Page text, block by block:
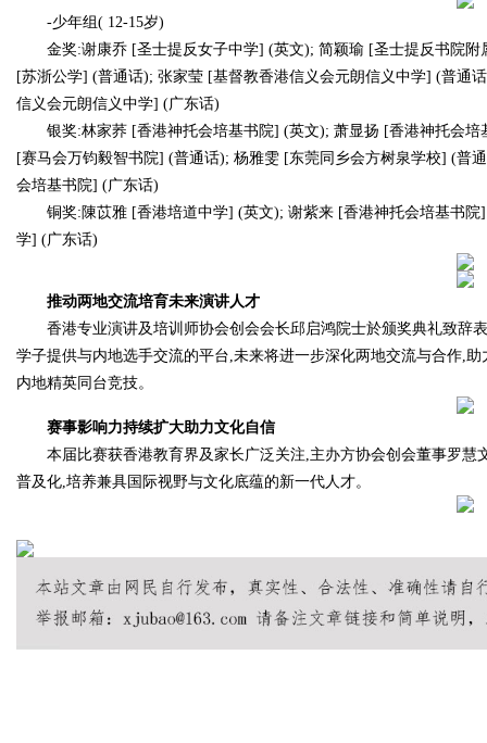
-少年组( 12-15岁)
金奖:谢康乔 [圣士提反女子中学] (英文); 简颖瑜 [圣士提反书院
[苏浙公学] (普通话); 张家莹 [基督教香港信义会元朗信义中学] (普通
信义会元朗信义中学] (广东话)
银奖:林家荞 [香港神托会培基书院] (英文); 萧显扬 [香港神托会
[赛马会万钧毅智书院] (普通话); 杨雅雯 [东莞同乡会方树泉学校] (普
会培基书院] (广东话)
铜奖:陳苡雅 [香港培道中学] (英文); 谢紫来 [香港神托会培基书
学] (广东话)
推动两地交流培育未来演讲人才
香港专业演讲及培训师协会创会会长邱启鸿院士於颁奖典礼致辞
学子提供与内地选手交流的平台,未来将进一步深化两地交流与合作,
内地精英同台竞技。
赛事影响力持续扩大助力文化自信
本届比赛获香港教育界及家长广泛关注,主办方协会创会董事罗
普及化,培养兼具国际视野与文化底蕴的新一代人才。